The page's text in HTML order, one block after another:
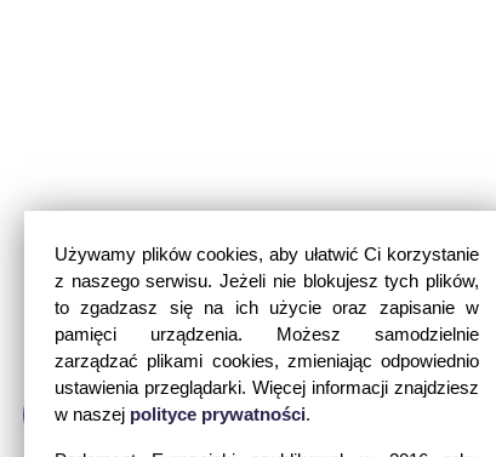
Używamy plików cookies, aby ułatwić Ci korzystanie
z naszego serwisu. Jeżeli nie blokujesz tych plików,
to zgadzasz się na ich użycie oraz zapisanie w
pamięci urządzenia. Możesz samodzielnie
zarządzać plikami cookies, zmieniając odpowiednio
ustawienia przeglądarki. Więcej informacji znajdziesz
w naszej polityce prywatności.